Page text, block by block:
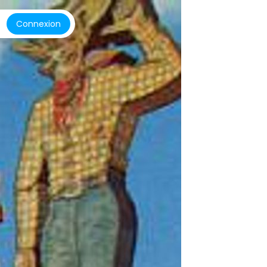
Connexion